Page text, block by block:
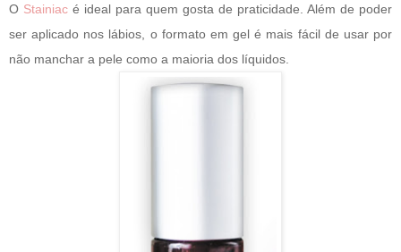
O Stainiac é ideal para quem gosta de praticidade. Além de poder
ser aplicado nos lábios, o formato em gel é mais fácil de usar por
não manchar a pele como a maioria dos líquidos.